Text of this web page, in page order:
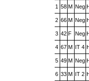
1 58 M Neg
2 66 M Neg
3 42 F Neg
4 67 M IT 4
5 49 M Neg
6 33 M IT 2